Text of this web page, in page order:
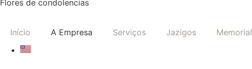
Flores de condolencias
Início A Empresa Serviços Jazigos Memorial